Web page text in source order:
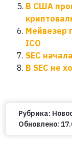
В США
Мейвезер
ICO
SEC
В SEC не
Рубрика:
Обновлено: